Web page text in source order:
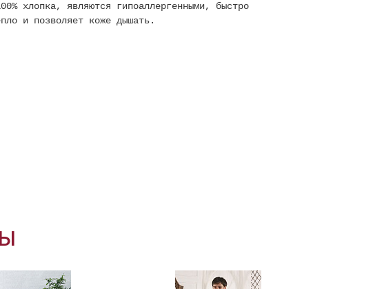
хлопка, являются гипоаллергенными, быстро
и позволяет коже дышать.